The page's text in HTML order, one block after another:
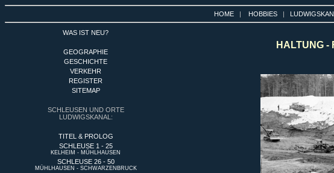
HOME | HOBBIES |
WAS IST NEU?
GEOGRAPHIE
GESCHICHTE
VERKEHR
REGISTER
SITEMAP
SCHLEUSEN UND ORTE
LUDWIGSKANAL:
TITEL & PROLOG
SCHLEUSE 1 - 25
KELHEIM - MÜHLHAUSEN
SCHLEUSE 26 - 50
MÜHLHAUSEN - SCHWARZENBRUCK
HALTUNG -